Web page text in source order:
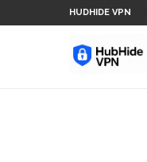
HUDHIDE VPN